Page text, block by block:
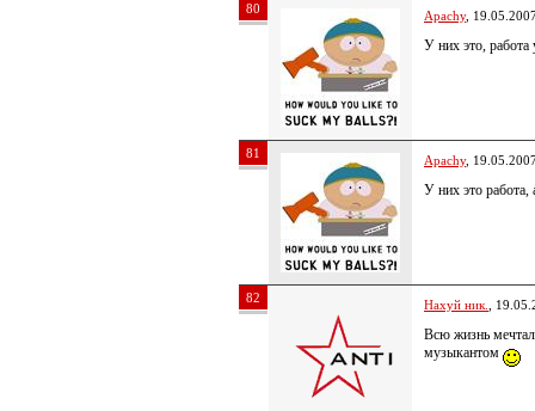
80 Apachy,
У них это,
81 Apachy,
У них это работа,
82 Нахуй ник. ,
Всю жизнь
музыкантом